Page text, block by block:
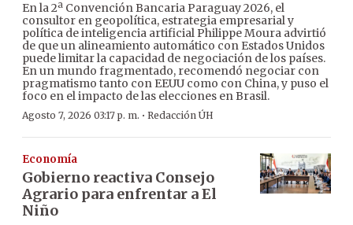
En la 2ª Convención Bancaria Paraguay 2026, el
consultor en geopolítica, estrategia empresarial y
política de inteligencia artificial Philippe Moura advirtió
de que un alineamiento automático con Estados Unidos
puede limitar la capacidad de negociación de los países.
En un mundo fragmentado, recomendó negociar con
pragmatismo tanto con EEUU como con China, y puso el
foco en el impacto de las elecciones en Brasil.
Agosto 7, 2026 03:17 p. m. · Redacción ÚH
Economía
Gobierno reactiva Consejo
Agrario para enfrentar a El
Niño